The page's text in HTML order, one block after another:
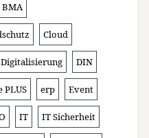
BMA
Cloud
Digitalisierung DIN
PLUS erp Event
IT IT Sicherheit